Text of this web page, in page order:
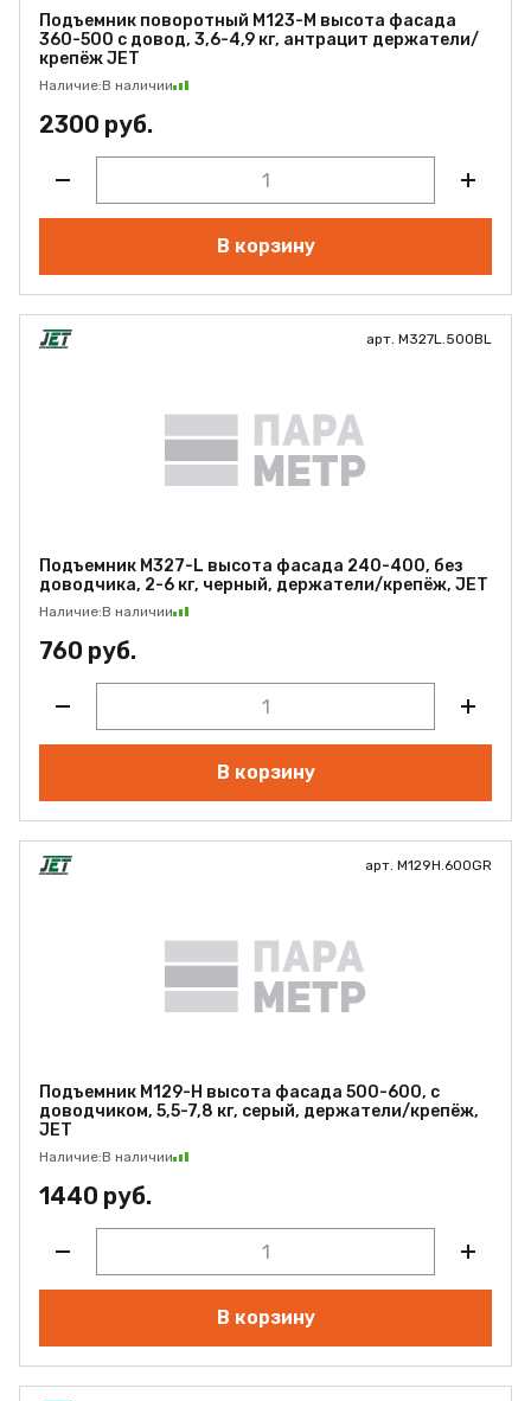
Подъемник поворотный M123-M высота фасада
360-500 с довод, 3,6-4,9 кг, антрацит держатели/
крепёж JET
Наличие:В наличии
2300 руб.
В корзину
арт. M327L.500BL
Подъемник M327-L высота фасада 240-400, без
доводчика, 2-6 кг, черный, держатели/крепёж, JET
Наличие:В наличии
760 руб.
В корзину
арт. M129H.600GR
Подъемник M129-H высота фасада 500-600, с
доводчиком, 5,5-7,8 кг, серый, держатели/крепёж,
JET
Наличие:В наличии
1440 руб.
В корзину